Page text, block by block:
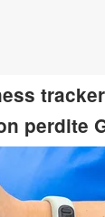
perdite